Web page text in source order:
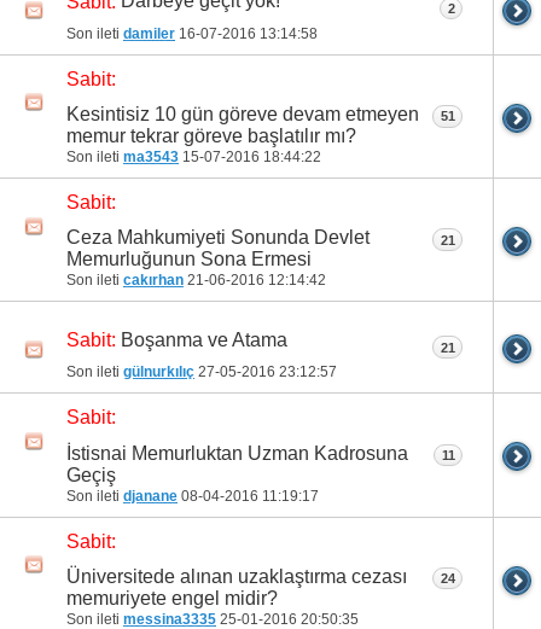
Son ileti damiler 16-07-2016 13:14:58
2
Sabit:
Kesintisiz 10 gün göreve devam etmeyen
memur tekrar göreve başlatılır mı?
Son ileti ma3543 15-07-2016 18:44:22
51
Sabit:
Ceza Mahkumiyeti Sonunda Devlet
Memurluğunun Sona Ermesi
Son ileti cakırhan 21-06-2016 12:14:42
21
Sabit: Boşanma ve Atama
Son ileti gülnurkılıç 27-05-2016 23:12:57
21
Sabit:
İstisnai Memurluktan Uzman Kadrosuna
Geçiş
Son ileti djanane 08-04-2016 11:19:17
11
Sabit:
Üniversitede alınan uzaklaştırma cezası
memuriyete engel midir?
Son ileti messina3335 25-01-2016 20:50:35
24